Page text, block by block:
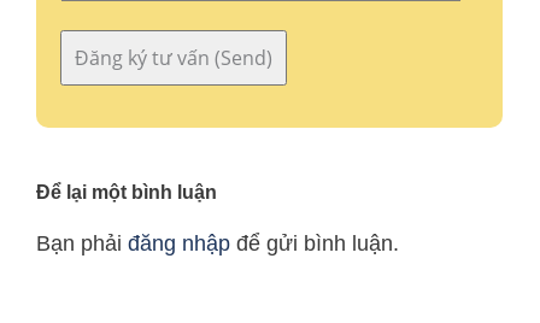
Để lại một bình luận
Bạn phải đăng nhập để gửi bình luận.